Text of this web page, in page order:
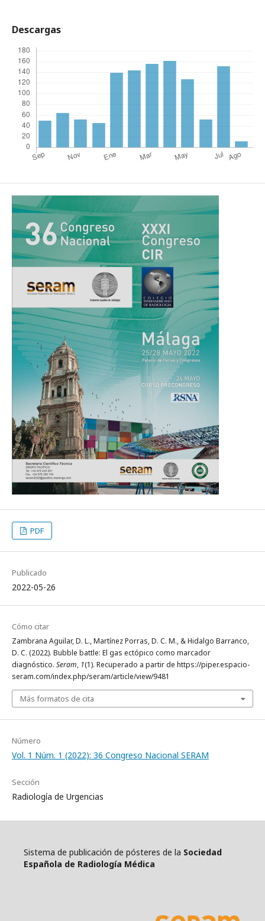
Descargas
PDF
Publicado
2022-05-26
Cómo citar
Zambrana Aguilar, D. L., Martínez Porras, D. C. M., & Hidalgo Barranco,
D. C. (2022). Bubble battle: El gas ectópico como marcador
diagnóstico. Seram, 1(1). Recuperado a partir de https://piper.espacio-
seram.com/index.php/seram/article/view/9481
Más formatos de cita
Número
Vol. 1 Núm. 1 (2022): 36 Congreso Nacional SERAM
Sección
Radiología de Urgencias
Sistema de publicación de pósteres de la Sociedad
Española de Radiología Médica